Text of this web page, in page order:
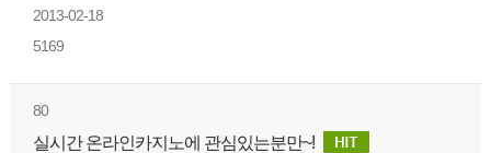
2013-02-18
5169
80
실시­간 온­라인카­지­노에 관­심있는분만~!